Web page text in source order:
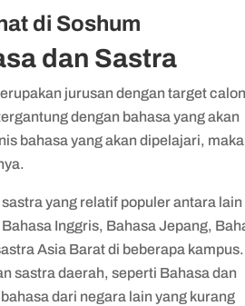
di Soshum
dan Sastra
jurusan dengan target calon
dengan bahasa yang akan
bahasa yang akan dipelajari, maka
yang relatif populer antara lain
Inggris, Bahasa Jepang,
Asia Barat di beberapa kampus.
sastra daerah, seperti Bahasa dan
dari negara lain yang kurang